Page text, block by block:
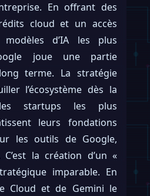
En offrant des
cloud et un accès
d’IA les plus
joue une partie
terme. La stratégie
l’écosystème dès la
startups les plus
leurs fondations
les outils de Google,
la création d’un «
imparable. En
Cloud et de Gemini le